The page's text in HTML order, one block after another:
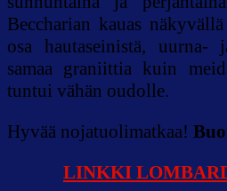
Beccharian kauas
osa hautaseinistä, uurna-
samaa graniittia kuin
tuntui vähän oudolle.
Hyvää nojatuolimatkaa!
LINKKI